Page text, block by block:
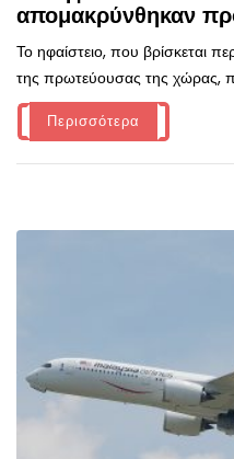
απομακρύνθηκαν
Το ηφαίστειο, που βρίσκεται
της πρωτεύουσας της χώρας,
Περισσότερα